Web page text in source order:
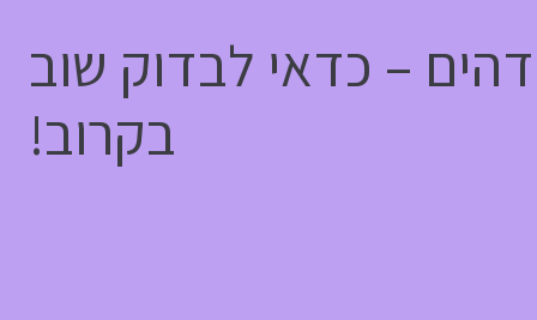
– כדאי לבדוק שוב
בקרוב!